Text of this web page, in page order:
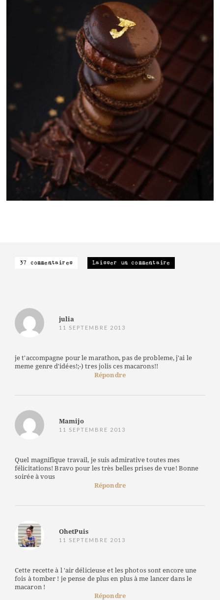
37 commentaires Laisser un commentaire
julia
11 SEPTEMBRE 2013
je t'accompagne pour le marathon, pas de probleme, j'ai le
meme genre d'idées!;-) tres jolis ces macarons!!
Répondre
Mamijo
11 SEPTEMBRE 2013
Quel magnifique travail, je suis admirative toutes mes
félicitations! Bravo pour les très belles prises de vue! Bonne
soirée à vous
Répondre
OhetPuis
11 SEPTEMBRE 2013
Cette recette à l 'air délicieuse et les photos sont encore une
fois à tomber ! je pense de plus en plus à me lancer dans le
macaron !
Répondre